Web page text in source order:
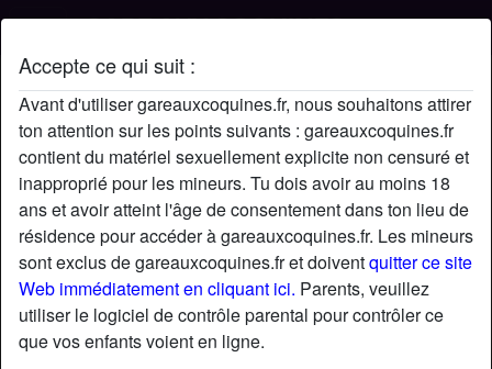
Accepte ce qui suit :
Avant d'utiliser gareauxcoquines.fr, nous souhaitons attirer
ton attention sur les points suivants : gareauxcoquines.fr
contient du matériel sexuellement explicite non censuré et
inapproprié pour les mineurs. Tu dois avoir au moins 18
ans et avoir atteint l'âge de consentement dans ton lieu de
résidence pour accéder à gareauxcoquines.fr. Les mineurs
sont exclus de gareauxcoquines.fr et doiventquitter ce site
Web immédiatement en cliquant ici. Parents, veuillez
utiliser le logiciel de contrôle parental pour contrôler ce
que vos enfants voient en ligne.
Profil de sedonnerunechance